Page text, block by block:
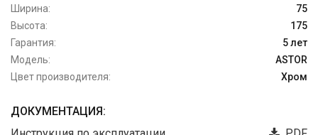
Ширина:
75
Высота:
175
Гарантия:
5 лет
Модель:
ASTOR
Цвет производителя:
Хром
ДОКУМЕНТАЦИЯ: